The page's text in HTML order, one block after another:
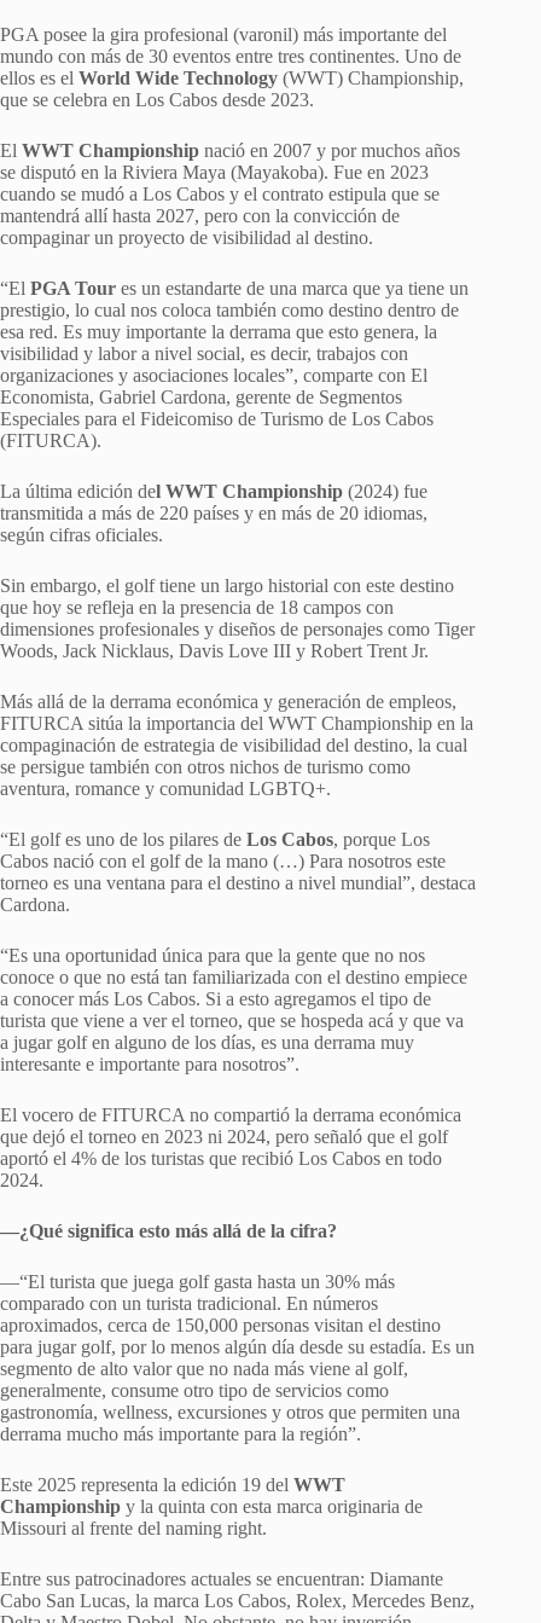
PGA posee la gira profesional (varonil) más importante del
mundo con más de 30 eventos entre tres continentes. Uno de
ellos es el World Wide Technology (WWT) Championship,
que se celebra en Los Cabos desde 2023.
El WWT Championship nació en 2007 y por muchos años
se disputó en la Riviera Maya (Mayakoba). Fue en 2023
cuando se mudó a Los Cabos y el contrato estipula que se
mantendrá allí hasta 2027, pero con la convicción de
compaginar un proyecto de visibilidad al destino.
“El PGA Tour es un estandarte de una marca que ya tiene un
prestigio, lo cual nos coloca también como destino dentro de
esa red. Es muy importante la derrama que esto genera, la
visibilidad y labor a nivel social, es decir, trabajos con
organizaciones y asociaciones locales”, comparte con El
Economista, Gabriel Cardona, gerente de Segmentos
Especiales para el Fideicomiso de Turismo de Los Cabos
(FITURCA).
La última edición del WWT Championship (2024) fue
transmitida a más de 220 países y en más de 20 idiomas,
según cifras oficiales.
Sin embargo, el golf tiene un largo historial con este destino
que hoy se refleja en la presencia de 18 campos con
dimensiones profesionales y diseños de personajes como Tiger
Woods, Jack Nicklaus, Davis Love III y Robert Trent Jr.
Más allá de la derrama económica y generación de empleos,
FITURCA sitúa la importancia del WWT Championship en la
compaginación de estrategia de visibilidad del destino, la cual
se persigue también con otros nichos de turismo como
aventura, romance y comunidad LGBTQ+.
“El golf es uno de los pilares de Los Cabos, porque Los
Cabos nació con el golf de la mano (…) Para nosotros este
torneo es una ventana para el destino a nivel mundial”, destaca
Cardona.
“Es una oportunidad única para que la gente que no nos
conoce o que no está tan familiarizada con el destino empiece
a conocer más Los Cabos. Si a esto agregamos el tipo de
turista que viene a ver el torneo, que se hospeda acá y que va
a jugar golf en alguno de los días, es una derrama muy
interesante e importante para nosotros”.
El vocero de FITURCA no compartió la derrama económica
que dejó el torneo en 2023 ni 2024, pero señaló que el golf
aportó el 4% de los turistas que recibió Los Cabos en todo
2024.
—¿Qué significa esto más allá de la cifra?
—“El turista que juega golf gasta hasta un 30% más
comparado con un turista tradicional. En números
aproximados, cerca de 150,000 personas visitan el destino
para jugar golf, por lo menos algún día desde su estadía. Es un
segmento de alto valor que no nada más viene al golf,
generalmente, consume otro tipo de servicios como
gastronomía, wellness, excursiones y otros que permiten una
derrama mucho más importante para la región”.
Este 2025 representa la edición 19 del WWT
Championship y la quinta con esta marca originaria de
Missouri al frente del naming right.
Entre sus patrocinadores actuales se encuentran: Diamante
Cabo San Lucas, la marca Los Cabos, Rolex, Mercedes Benz,